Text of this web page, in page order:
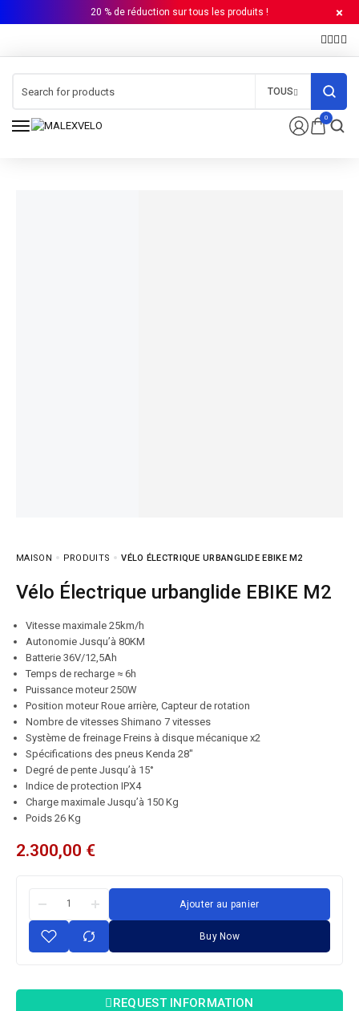
20 % de réduction sur tous les produits !
0
TOUS
MAISON PRODUITS VÉLO ÉLECTRIQUE URBANGLIDE EBIKE M2
Vélo Électrique urbanglide EBIKE M2
Vitesse maximale 25km/h
Autonomie Jusqu’à 80KM
Batterie 36V/12,5Ah
Temps de recharge ≈ 6h
Puissance moteur 250W
Position moteur Roue arrière, Capteur de rotation
Nombre de vitesses Shimano 7 vitesses
Système de freinage Freins à disque mécanique x2
Spécifications des pneus Kenda 28″
Degré de pente Jusqu’à 15°
Indice de protection IPX4
Charge maximale Jusqu’à 150 Kg
Poids 26 Kg
2.300,00 €
Ajouter au panier
Buy Now
REQUEST INFORMATION